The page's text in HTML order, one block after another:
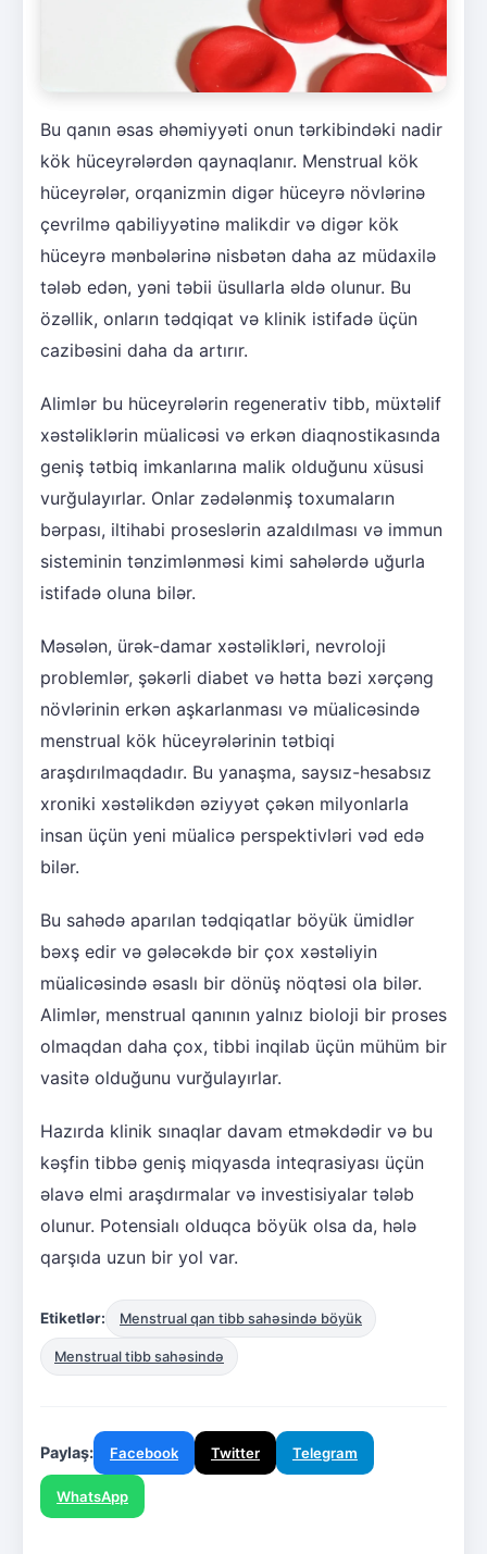
Bu qanın əsas əhəmiyyəti onun tərkibindəki nadir
kök hüceyrələrdən qaynaqlanır. Menstrual kök
hüceyrələr, orqanizmin digər hüceyrə növlərinə
çevrilmə qabiliyyətinə malikdir və digər kök
hüceyrə mənbələrinə nisbətən daha az müdaxilə
tələb edən, yəni təbii üsullarla əldə olunur. Bu
özəllik, onların tədqiqat və klinik istifadə üçün
cazibəsini daha da artırır.
Alimlər bu hüceyrələrin regenerativ tibb, müxtəlif
xəstəliklərin müalicəsi və erkən diaqnostikasında
geniş tətbiq imkanlarına malik olduğunu xüsusi
vurğulayırlar. Onlar zədələnmiş toxumaların
bərpası, iltihabi proseslərin azaldılması və immun
sisteminin tənzimlənməsi kimi sahələrdə uğurla
istifadə oluna bilər.
Məsələn, ürək-damar xəstəlikləri, nevroloji
problemlər, şəkərli diabet və hətta bəzi xərçəng
növlərinin erkən aşkarlanması və müalicəsində
menstrual kök hüceyrələrinin tətbiqi
araşdırılmaqdadır. Bu yanaşma, saysız-hesabsız
xroniki xəstəlikdən əziyyət çəkən milyonlarla
insan üçün yeni müalicə perspektivləri vəd edə
bilər.
Bu sahədə aparılan tədqiqatlar böyük ümidlər
bəxş edir və gələcəkdə bir çox xəstəliyin
müalicəsində əsaslı bir dönüş nöqtəsi ola bilər.
Alimlər, menstrual qanının yalnız bioloji bir proses
olmaqdan daha çox, tibbi inqilab üçün mühüm bir
vasitə olduğunu vurğulayırlar.
Hazırda klinik sınaqlar davam etməkdədir və bu
kəşfin tibbə geniş miqyasda inteqrasiyası üçün
əlavə elmi araşdırmalar və investisiyalar tələb
olunur. Potensialı olduqca böyük olsa da, hələ
qarşıda uzun bir yol var.
Etiketlər: Menstrual qan tibb sahəsində böyük
Menstrual tibb sahəsində
Paylaş: Facebook Twitter Telegram
WhatsApp